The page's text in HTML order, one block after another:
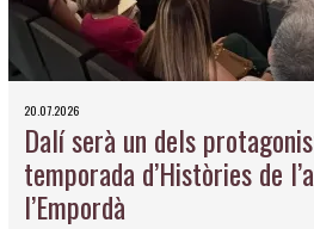
20.07.2026
Dalí serà un dels
temporada d’Històries de
l’Empordà